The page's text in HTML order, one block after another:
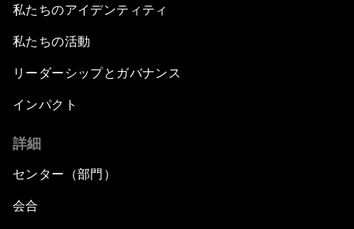
私たちのアイデンティティ
私たちの活動
リーダーシップとガバナンス
インパクト
詳細
センター（部門）
会合